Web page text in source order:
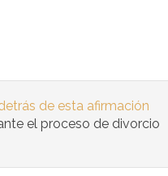
de esta afirmación
el proceso de divorcio